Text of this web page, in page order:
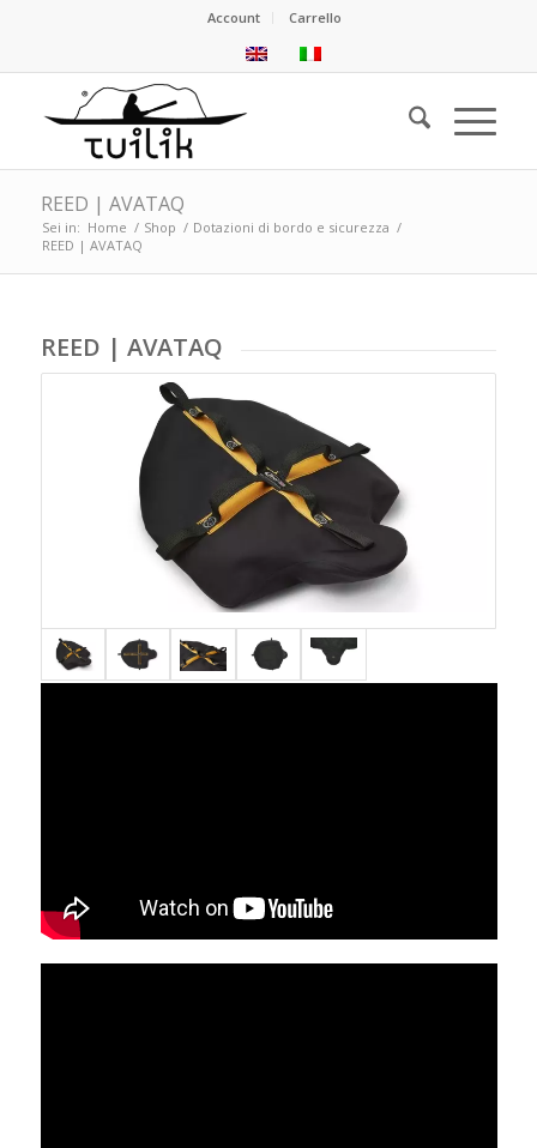
Account Carrello
REED | AVATAQ
Sei in: Home / Shop / Dotazioni di bordo e sicurezza /
REED | AVATAQ
REED | AVATAQ